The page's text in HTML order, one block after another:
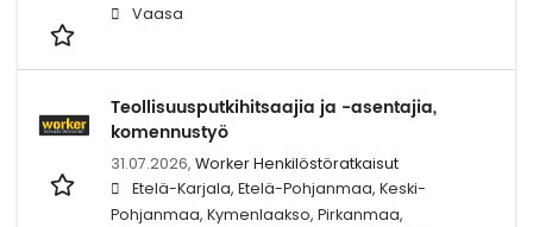
Vaasa
Teollisuusputkihitsaajia ja -asentajia,
komennustyö
31.07.2026, Worker Henkilöstöratkaisut
Etelä-Karjala, Etelä-Pohjanmaa, Keski-
Pohjanmaa, Kymenlaakso, Pirkanmaa,